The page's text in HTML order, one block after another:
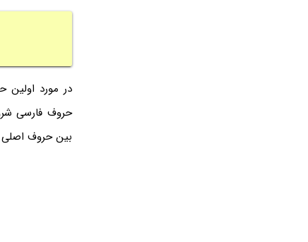
حروف فارسی
بین حروف